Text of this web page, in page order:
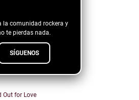
la comunidad rockera y
te pierdas nada.
SÍGUENOS
Amphetamines
Out for Love